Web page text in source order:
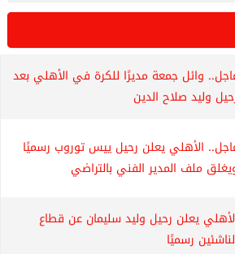
وائل جمعة مديرًا للكرة في الأهلي بعد
وليد صلاح الدين
الأهلي يعلن رحيل ييس توروب رسميًا
ملف المدير الفني بالتراضي
يعلن رحيل وليد سليمان عن قطاع
رسميًا